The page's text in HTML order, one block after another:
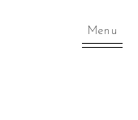
Menu